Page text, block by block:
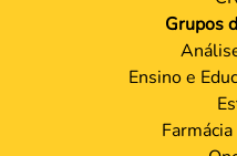
Grupos
Ensino e